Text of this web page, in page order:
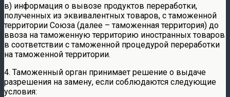
в) информация о вывозе продуктов переработки,
полученных из эквивалентных товаров, с таможенной
территории Союза (далее – таможенная территория) до
ввоза на таможенную территорию иностранных товаров
в соответствии с таможенной процедурой переработки
на таможенной территории.
4. Таможенный орган принимает решение о выдаче
разрешения на замену, если соблюдаются следующие
условия: